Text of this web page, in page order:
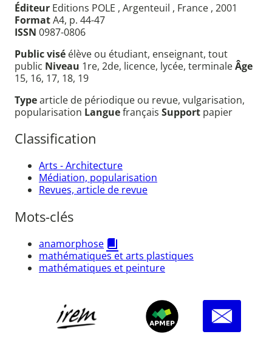
Éditeur Editions POLE , Argenteuil , France , 2001
FormatA4, p. 44-47
ISSN 0987-0806
Public visé élève ou étudiant, enseignant, tout
public Niveau 1re, 2de, licence, lycée, terminaleÂge
15, 16, 17, 18, 19
Typearticle de périodique ou revue, vulgarisation,
popularisation Languefrançais Support papier
Classification
Arts - Architecture
Médiation, popularisation
Revues, article de revue
Mots-clés
anamorphose
mathématiques et arts plastiques
mathématiques et peinture